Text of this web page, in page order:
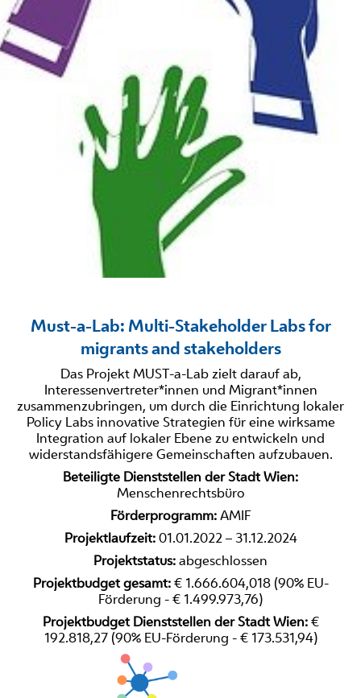
Must-a-Lab: Multi-Stakeholder Labs for
migrants and stakeholders
Das Projekt MUST-a-Lab zielt darauf ab,
Interessenvertreter*innen und Migrant*innen
zusammenzubringen, um durch die Einrichtung lokaler
Policy Labs innovative Strategien für eine wirksame
Integration auf lokaler Ebene zu entwickeln und
widerstandsfähigere Gemeinschaften aufzubauen.
Beteiligte Dienststellen der Stadt Wien:
Menschenrechtsbüro
Förderprogramm:AMIF
Projektlaufzeit:01.01.2022 – 31.12.2024
Projektstatus:abgeschlossen
Projektbudget gesamt:€ 1.666.604,018 (90% EU-
Förderung - € 1.499.973,76)
Projektbudget Dienststellen der Stadt Wien:€
192.818,27 (90% EU-Förderung - € 173.531,94)